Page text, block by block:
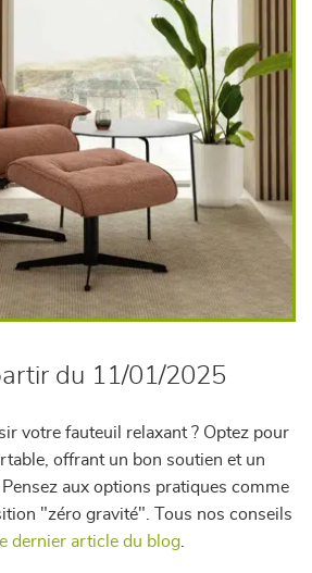
du 11/01/2025
votre fauteuil relaxant ? Optez pour
offrant un bon soutien et un
aux options pratiques comme
"zéro gravité". Tous nos conseils
dernier article du blog.